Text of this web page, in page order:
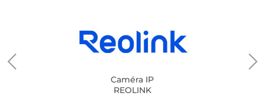
Caméra IP
REOLINK